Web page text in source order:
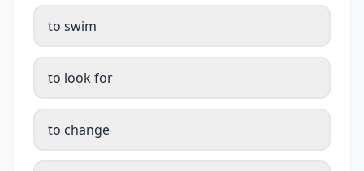
to swim
to look for
to change